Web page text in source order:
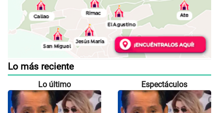
Lo más reciente
Lo último Espectáculos